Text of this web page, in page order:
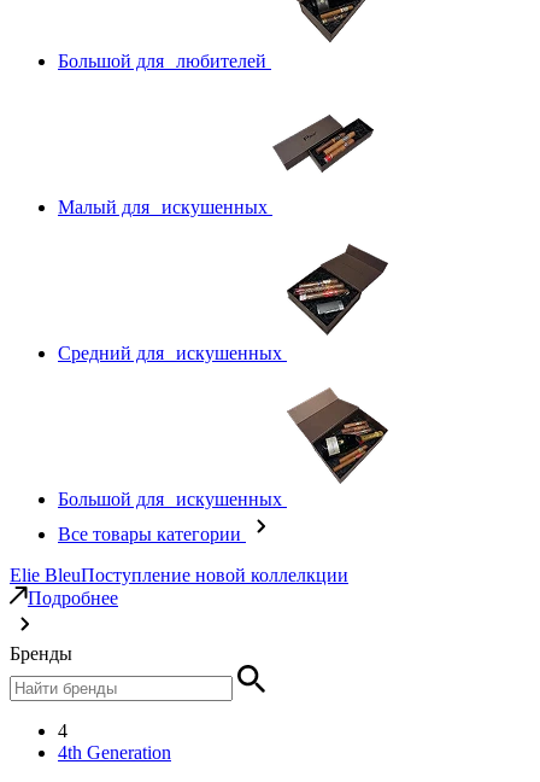
Большой для любителей
Малый для искушенных
Средний для искушенных
Большой для искушенных
Все товары категории
Elie BleuПоступление новой коллелкции
Подробнее
Бренды
4
4th Generation